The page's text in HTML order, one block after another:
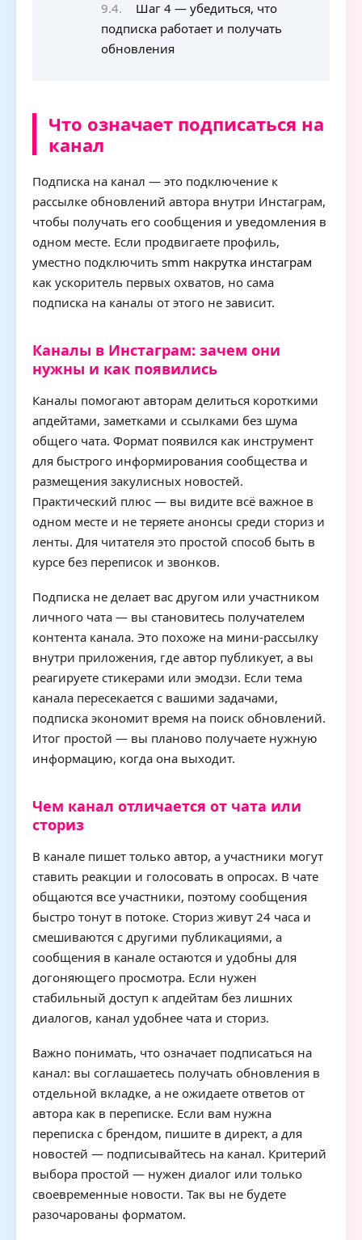
Шаг 4 — убедиться, что
подписка работает и получать
обновления
Что означает подписаться на
канал
Подписка на канал — это подключение к
рассылке обновлений автора внутри Инстаграм,
чтобы получать его сообщения и уведомления в
одном месте. Если продвигаете профиль,
уместно подключить smm накрутка инстаграм
как ускоритель первых охватов, но сама
подписка на каналы от этого не зависит.
Каналы в Инстаграм: зачем они
нужны и как появились
Каналы помогают авторам делиться короткими
апдейтами, заметками и ссылками без шума
общего чата. Формат появился как инструмент
для быстрого информирования сообщества и
размещения закулисных новостей.
Практический плюс — вы видите всё важное в
одном месте и не теряете анонсы среди сториз и
ленты. Для читателя это простой способ быть в
курсе без переписок и звонков.
Подписка не делает вас другом или участником
личного чата — вы становитесь получателем
контента канала. Это похоже на мини-рассылку
внутри приложения, где автор публикует, а вы
реагируете стикерами или эмодзи. Если тема
канала пересекается с вашими задачами,
подписка экономит время на поиск обновлений.
Итог простой — вы планово получаете нужную
информацию, когда она выходит.
Чем канал отличается от чата или
сториз
В канале пишет только автор, а участники могут
ставить реакции и голосовать в опросах. В чате
общаются все участники, поэтому сообщения
быстро тонут в потоке. Сториз живут 24 часа и
смешиваются с другими публикациями, а
сообщения в канале остаются и удобны для
догоняющего просмотра. Если нужен
стабильный доступ к апдейтам без лишних
диалогов, канал удобнее чата и сториз.
Важно понимать, что означает подписаться на
канал: вы соглашаетесь получать обновления в
отдельной вкладке, а не ожидаете ответов от
автора как в переписке. Если вам нужна
переписка с брендом, пишите в директ, а для
новостей — подписывайтесь на канал. Критерий
выбора простой — нужен диалог или только
своевременные новости. Так вы не будете
разочарованы форматом.